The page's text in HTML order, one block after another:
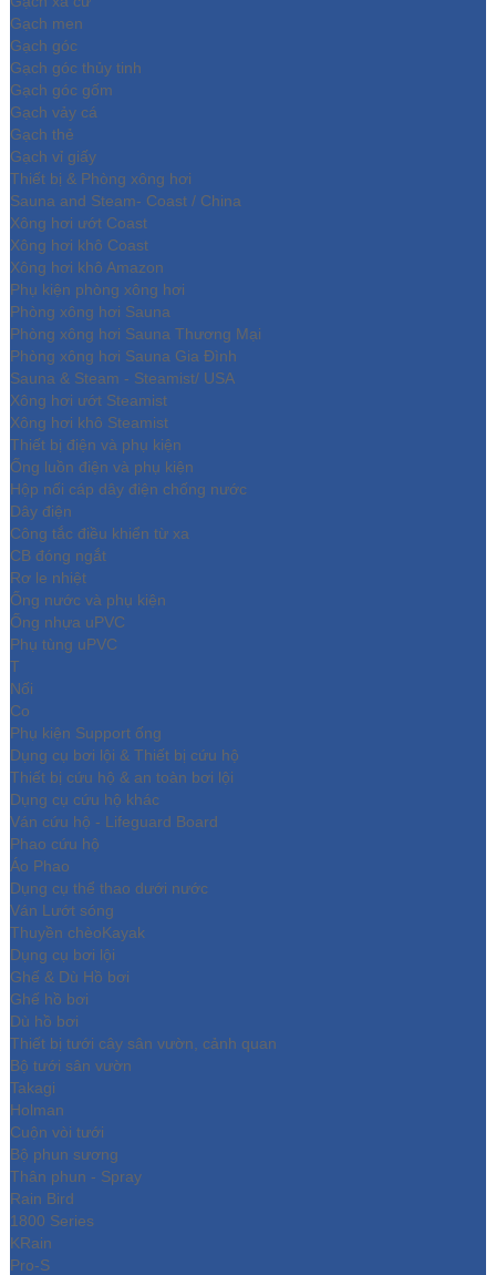
Gạch men
Gạch góc
Gạch góc thủy tinh
Gạch góc gốm
Gạch vảy cá
Gạch thẻ
Gạch vỉ giấy
Thiết bị & Phòng xông hơi
Sauna and Steam- Coast / China
Xông hơi ướt Coast
Xông hơi khô Coast
Xông hơi khô Amazon
Phụ kiện phòng xông hơi
Phòng xông hơi Sauna
Phòng xông hơi Sauna Thương Mại
Phòng xông hơi Sauna Gia Đình
Sauna & Steam - Steamist/ USA
Xông hơi ướt Steamist
Xông hơi khô Steamist
Thiết bị điện và phụ kiện
Ống luồn điện và phụ kiện
Hộp nối cáp dây điện chống nước
Dây điện
Công tắc điều khiển từ xa
CB đóng ngắt
Rơ le nhiệt
Ống nước và phụ kiện
Ống nhựa uPVC
Phụ tùng uPVC
T
Nối
Co
Phụ kiện Support ống
Dụng cụ bơi lội & Thiết bị cứu hộ
Thiết bị cứu hộ & an toàn bơi lội
Dụng cụ cứu hộ khác
Ván cứu hộ - Lifeguard Board
Phao cứu hộ
Áo Phao
Dụng cụ thể thao dưới nước
Ván Lướt sóng
Thuyền chèoKayak
Dụng cụ bơi lội
Ghế & Dù Hồ bơi
Ghế hồ bơi
Dù hồ bơi
Thiết bị tưới cây sân vườn, cảnh quan
Bộ tưới sân vườn
Takagi
Holman
Cuộn vòi tưới
Bộ phun sương
Thân phun - Spray
Rain Bird
1800 Series
KRain
Pro-S